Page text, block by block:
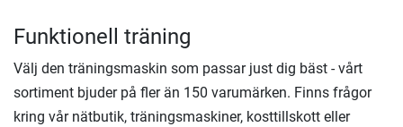
Funktionell träning
Välj den träningsmaskin som passar just dig bäst - vårt
sortiment bjuder på fler än 150 varumärken. Finns frågor
kring vår nätbutik, träningsmaskiner, kosttillskott eller